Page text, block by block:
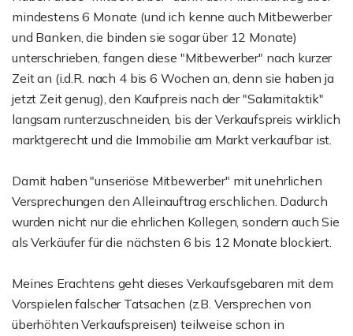
mindestens 6 Monate (und ich kenne auch Mitbewerber
und Banken, die binden sie sogar über 12 Monate)
unterschrieben, fangen diese "Mitbewerber" nach kurzer
Zeit an (i.d.R. nach 4 bis 6 Wochen an, denn sie haben ja
jetzt Zeit genug), den Kaufpreis nach der "Salamitaktik"
langsam runterzuschneiden, bis der Verkaufspreis wirklich
marktgerecht und die Immobilie am Markt verkaufbar ist.
Damit haben "unseriöse Mitbewerber" mit unehrlichen
Versprechungen den Alleinauftrag erschlichen. Dadurch
wurden nicht nur die ehrlichen Kollegen, sondern auch Sie
als Verkäufer für die nächsten 6 bis 12 Monate blockiert.
Meines Erachtens geht dieses Verkaufsgebaren mit dem
Vorspielen falscher Tatsachen (z.B. Versprechen von
überhöhten Verkaufspreisen) teilweise schon in